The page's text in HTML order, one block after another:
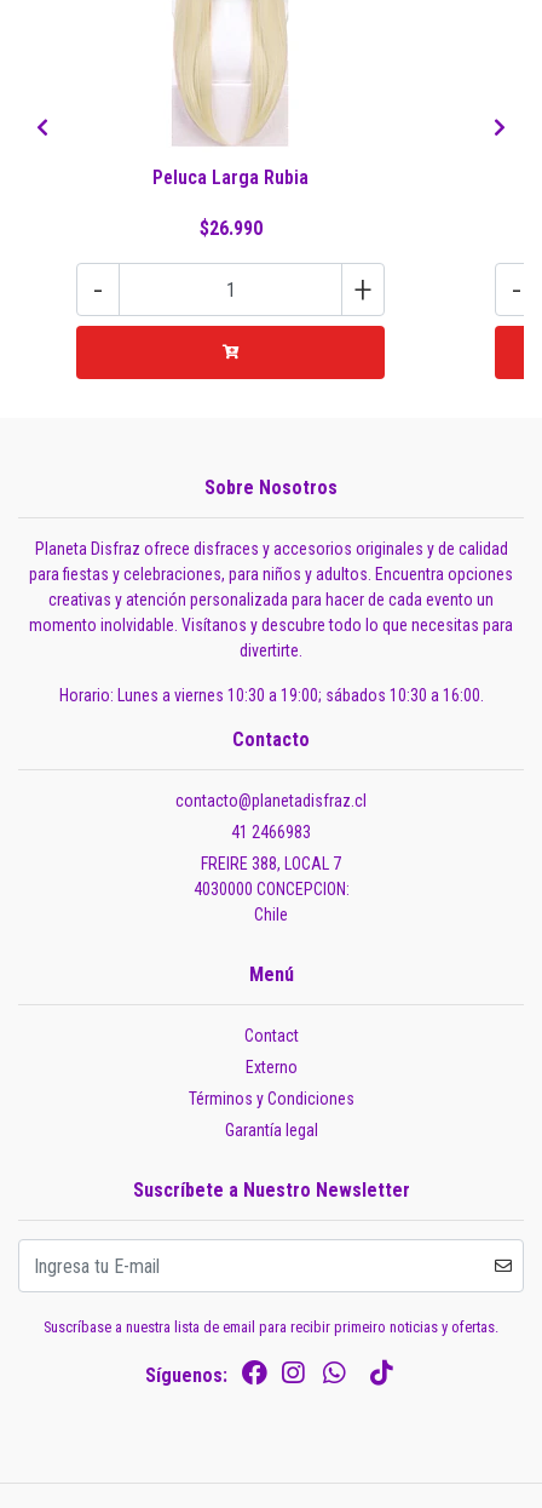
Peluca Larga Rubia
$26.990
- + -
Sobre Nosotros
Planeta Disfraz ofrece disfraces y accesorios originales y de calidad
para fiestas y celebraciones, para niños y adultos. Encuentra opciones
creativas y atención personalizada para hacer de cada evento un
momento inolvidable. Visítanos y descubre todo lo que necesitas para
divertirte.
Horario: Lunes a viernes 10:30 a 19:00; sábados 10:30 a 16:00.
Contacto
contacto@planetadisfraz.cl
41 2466983
FREIRE 388, LOCAL 7
4030000 CONCEPCION:
Chile
Menú
Contact
Externo
Términos y Condiciones
Garantía legal
Suscríbete a Nuestro Newsletter
Suscríbase a nuestra lista de email para recibir primeiro noticias y ofertas.
Síguenos: